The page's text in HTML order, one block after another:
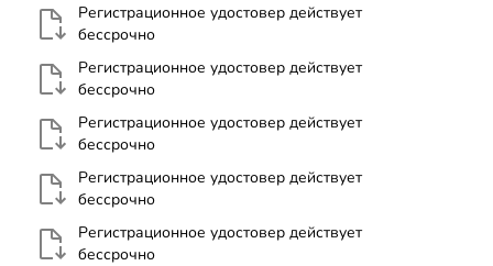
Регистрационное удостовер действует
бессрочно
Регистрационное удостовер действует
бессрочно
Регистрационное удостовер действует
бессрочно
Регистрационное удостовер действует
бессрочно
Регистрационное удостовер действует
бессрочно